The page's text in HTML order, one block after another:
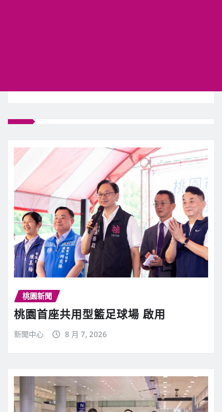
桃園新聞
桃園首座共用型籃足球場 啟用
新聞中心 8 月 7, 2026